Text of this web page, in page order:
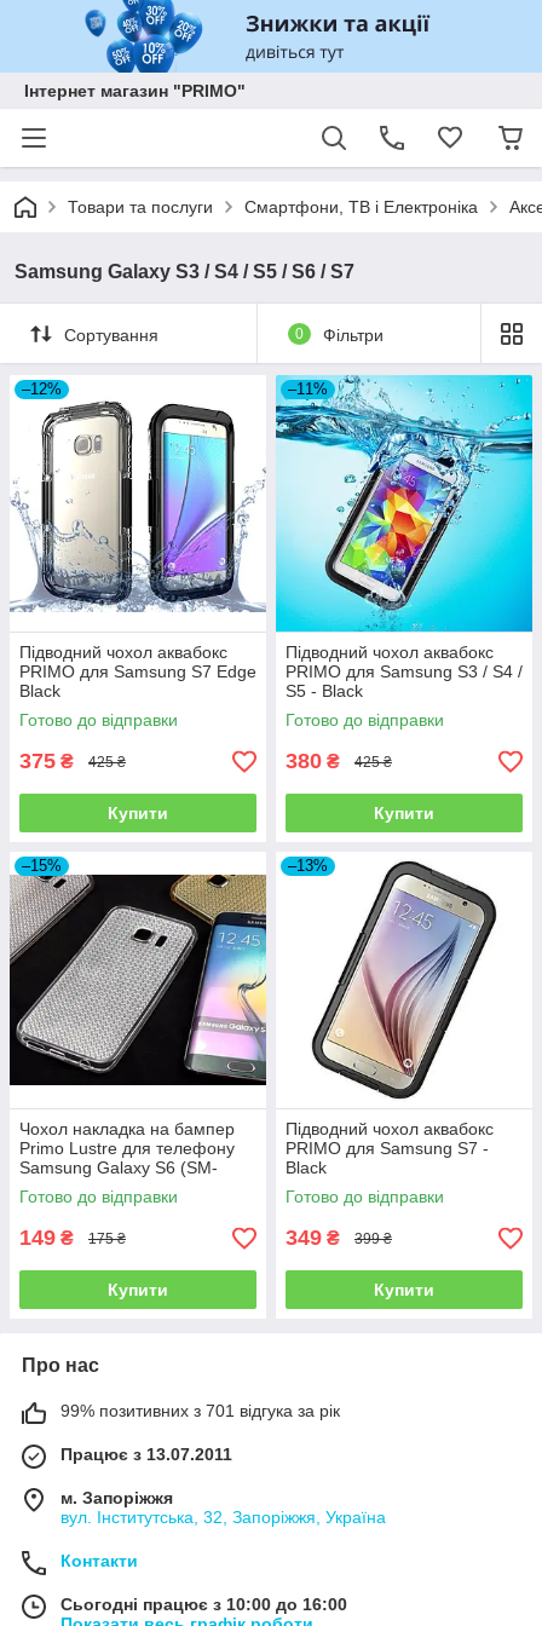
Інтернет магазин "PRIMO"
Товари та послуги Смартфони, ТВ і Електроніка
Samsung Galaxy S3 / S4 / S5 / S6 / S7
Сортування 0 Фільтри
–12%
Підводний чохол аквабокс
PRIMO для Samsung S7 Edge
Black
Готово до відправки
375 ₴ 425 ₴
Купити
–11%
Підводний чохол аквабокс
PRIMO для Samsung S3 / S4 /
S5 - Black
Готово до відправки
380 ₴ 425 ₴
Купити
–15%
Чохол накладка на бампер
Primo Lustre для телефону
Samsung Galaxy S6 (SM-
G920 / G9200 / G9208) - Grey
Готово до відправки
149 ₴ 175 ₴
Купити
–13%
Підводний чохол аквабокс
PRIMO для Samsung S7 -
Black
Готово до відправки
349 ₴ 399 ₴
Купити
Про нас
99% позитивних з 701 відгука за рік
Працює з 13.07.2011
м. Запоріжжя
вул. Інститутська, 32, Запоріжжя, Україна
Контакти
Сьогодні працює з 10:00 до 16:00